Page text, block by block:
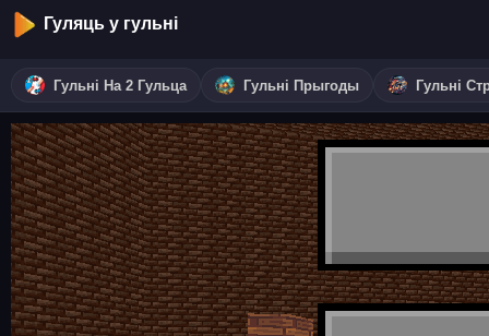
Гуляць у гульні
Гульні На 2 Гульца Гульні Прыгоды Гульні